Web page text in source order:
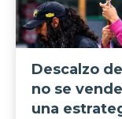
Descalzo
no se
una